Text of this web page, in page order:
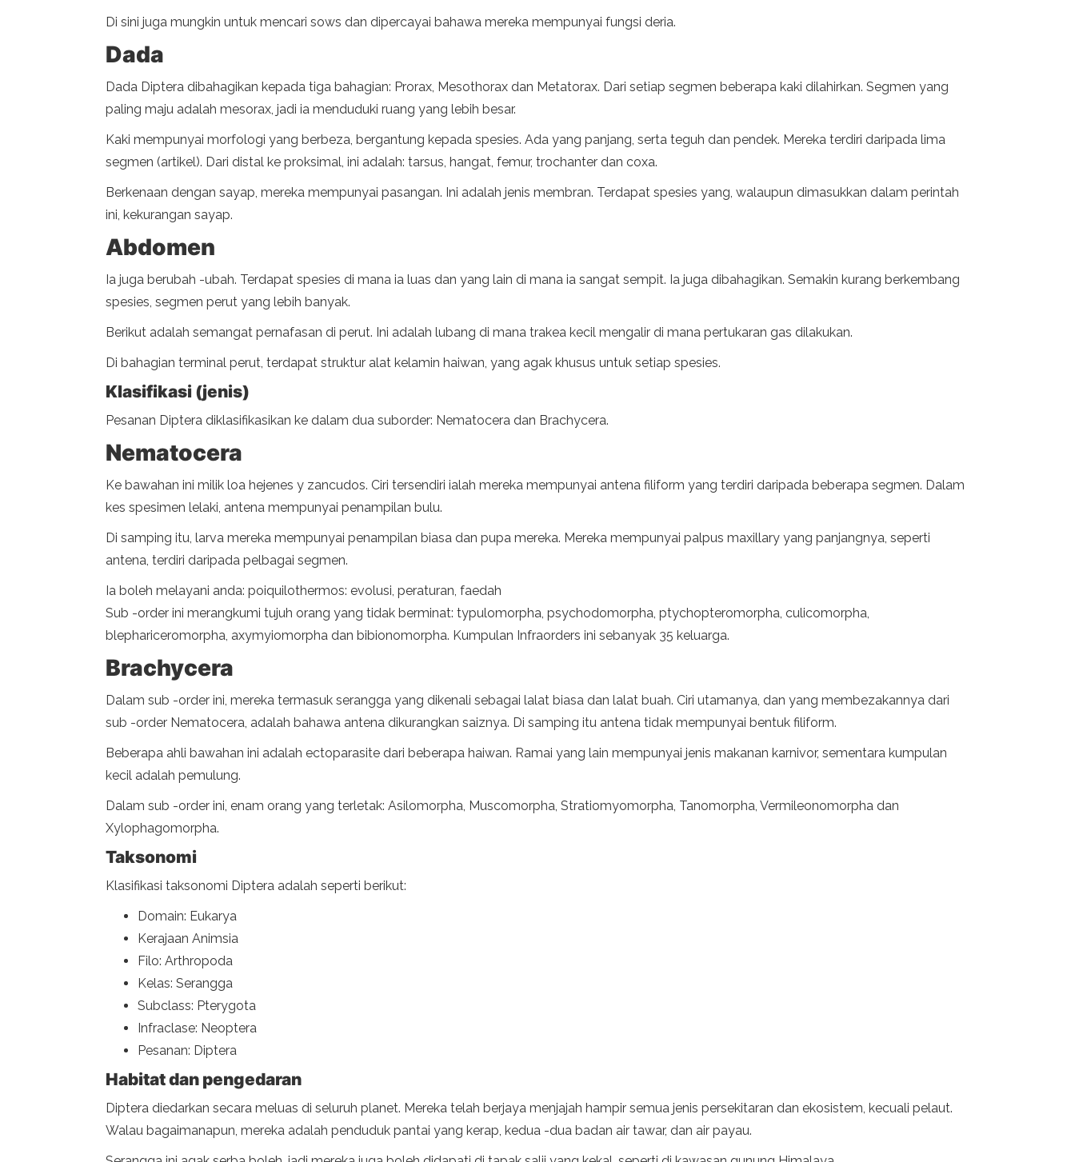
Di sini juga mungkin untuk mencari sows dan dipercayai bahawa mereka mempunyai fungsi deria.
Dada
Dada Diptera dibahagikan kepada tiga bahagian: Prorax, Mesothorax dan Metatorax. Dari setiap segmen beberapa kaki dilahirkan. Segmen yang
paling maju adalah mesorax, jadi ia menduduki ruang yang lebih besar.
Kaki mempunyai morfologi yang berbeza, bergantung kepada spesies. Ada yang panjang, serta teguh dan pendek. Mereka terdiri daripada lima
segmen (artikel). Dari distal ke proksimal, ini adalah: tarsus, hangat, femur, trochanter dan coxa.
Berkenaan dengan sayap, mereka mempunyai pasangan. Ini adalah jenis membran. Terdapat spesies yang, walaupun dimasukkan dalam perintah
ini, kekurangan sayap.
Abdomen
Ia juga berubah -ubah. Terdapat spesies di mana ia luas dan yang lain di mana ia sangat sempit. Ia juga dibahagikan. Semakin kurang berkembang
spesies, segmen perut yang lebih banyak.
Berikut adalah semangat pernafasan di perut. Ini adalah lubang di mana trakea kecil mengalir di mana pertukaran gas dilakukan.
Di bahagian terminal perut, terdapat struktur alat kelamin haiwan, yang agak khusus untuk setiap spesies.
Klasifikasi (jenis)
Pesanan Diptera diklasifikasikan ke dalam dua suborder: Nematocera dan Brachycera.
Nematocera
Ke bawahan ini milik loa hejenes y zancudos. Ciri tersendiri ialah mereka mempunyai antena filiform yang terdiri daripada beberapa segmen. Dalam
kes spesimen lelaki, antena mempunyai penampilan bulu.
Di samping itu, larva mereka mempunyai penampilan biasa dan pupa mereka. Mereka mempunyai palpus maxillary yang panjangnya, seperti
antena, terdiri daripada pelbagai segmen.
Ia boleh melayani anda: poiquilothermos: evolusi, peraturan, faedah
Sub -order ini merangkumi tujuh orang yang tidak berminat: typulomorpha, psychodomorpha, ptychopteromorpha, culicomorpha,
blephariceromorpha, axymyiomorpha dan bibionomorpha. Kumpulan Infraorders ini sebanyak 35 keluarga.
Brachycera
Dalam sub -order ini, mereka termasuk serangga yang dikenali sebagai lalat biasa dan lalat buah. Ciri utamanya, dan yang membezakannya dari
sub -order Nematocera, adalah bahawa antena dikurangkan saiznya. Di samping itu antena tidak mempunyai bentuk filiform.
Beberapa ahli bawahan ini adalah ectoparasite dari beberapa haiwan. Ramai yang lain mempunyai jenis makanan karnivor, sementara kumpulan
kecil adalah pemulung.
Dalam sub -order ini, enam orang yang terletak: Asilomorpha, Muscomorpha, Stratiomyomorpha, Tanomorpha, Vermileonomorpha dan
Xylophagomorpha.
Taksonomi
Klasifikasi taksonomi Diptera adalah seperti berikut:
Domain: Eukarya
Kerajaan Animsia
Filo: Arthropoda
Kelas: Serangga
Subclass: Pterygota
Infraclase: Neoptera
Pesanan: Diptera
Habitat dan pengedaran
Diptera diedarkan secara meluas di seluruh planet. Mereka telah berjaya menjajah hampir semua jenis persekitaran dan ekosistem, kecuali pelaut.
Walau bagaimanapun, mereka adalah penduduk pantai yang kerap, kedua -dua badan air tawar, dan air payau.